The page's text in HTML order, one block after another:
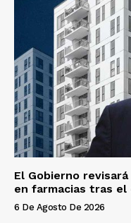
El Gobierno
en farmacias tras el
6 De Agosto De 2026